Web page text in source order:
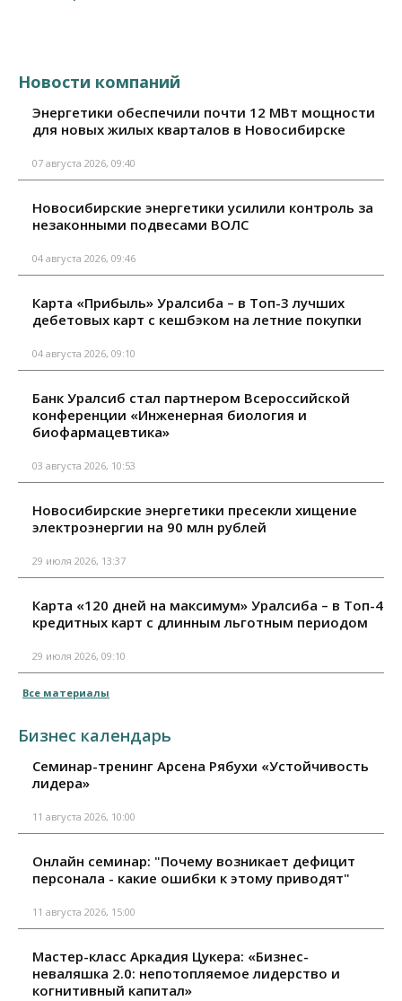
Новости компаний
Энергетики обеспечили почти 12 МВт мощности
для новых жилых кварталов в Новосибирске
07 августа 2026, 09:40
Новосибирские энергетики усилили контроль за
незаконными подвесами ВОЛС
04 августа 2026, 09:46
Карта «Прибыль» Уралсиба – в Топ-3 лучших
дебетовых карт с кешбэком на летние покупки
04 августа 2026, 09:10
Банк Уралсиб стал партнером Всероссийской
конференции «Инженерная биология и
биофармацевтика»
03 августа 2026, 10:53
Новосибирские энергетики пресекли хищение
электроэнергии на 90 млн рублей
29 июля 2026, 13:37
Карта «120 дней на максимум» Уралсиба – в Топ-4
кредитных карт с длинным льготным периодом
29 июля 2026, 09:10
Все материалы
Бизнес календарь
Семинар-тренинг Арсена Рябухи «Устойчивость
лидера»
11 августа 2026, 10:00
Онлайн семинар: "Почему возникает дефицит
персонала - какие ошибки к этому приводят"
11 августа 2026, 15:00
Мастер-класс Аркадия Цукера: «Бизнес-
неваляшка 2.0: непотопляемое лидерство и
когнитивный капитал»